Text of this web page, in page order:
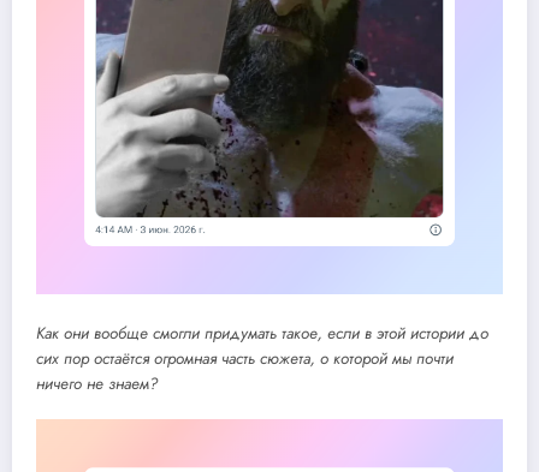
Как они вообще смогли придумать такое, если в этой истории до
сих пор остаётся огромная часть сюжета, о которой мы почти
ничего не знаем?